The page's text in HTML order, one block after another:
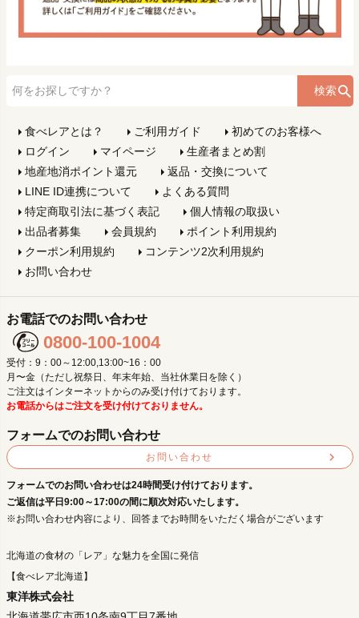
検索
食べレアとは？ ご利用ガイド
初めてのお客様へ
ログイン
マイページ
生産者まとめ割
地産地消ポイント還元
返品・交換について
LINE ID連携について
よくある質問
特定商取引法に基づく表記
個人情報の取扱い
出品者募集
会員規約
ポイント利用規約
クーポン利用規約
コンテンツ2次利用規約
お問い合わせ
北海道の食材の「レア」な魅力を全国に発信
【食べレア北海道】
東洋株式会社
お電話でのお問い合わせ
0800-100-1004
受付：9：00～12:00,13:00~16：00
月〜金（ただし祝祭日、年末年始、当社休業日を除く）
ご注文はインターネットからのみ受け付けております。
お電話からはご注文を受け付けておりません。
フォームでのお問い合わせ
お問い合わせ
フォームでのお問い合わせは24時間受け付けております。
ご返信は平日9:00～17:00の間に順次対応いたします。
※お問い合わせ内容により、回答までお時間をいただく場合がございます